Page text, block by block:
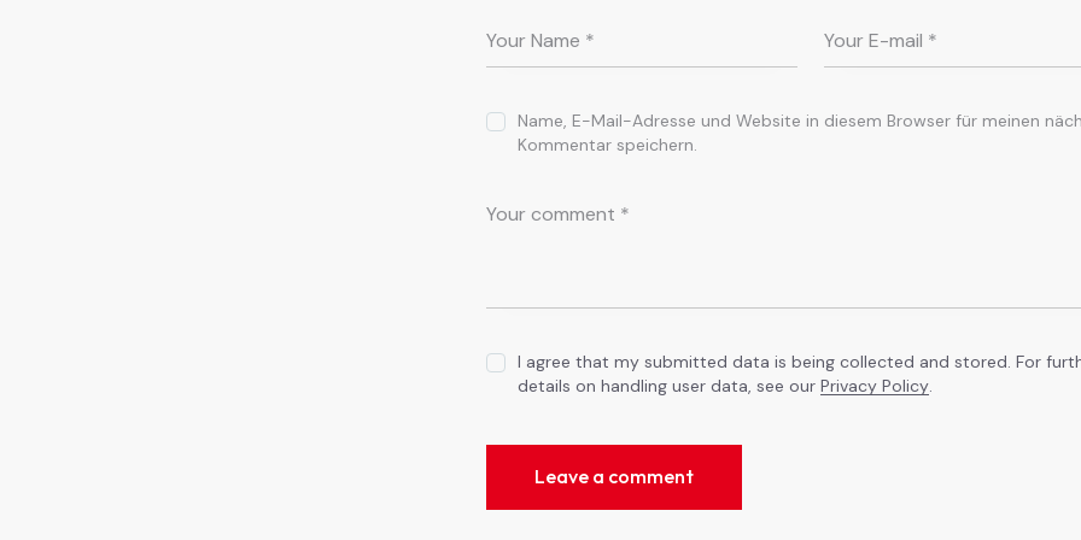
Name, E-Mail-Adresse und Website in diesem Browser für meinen
Kommentar speichern.
I agree that my submitted data is being collected and stored. For
details on handling user data, see our Privacy Policy.